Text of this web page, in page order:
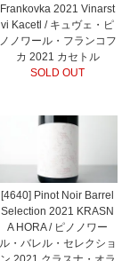
Frankovka 2021 Vinarst
vi Kacetl / キュヴェ・ピ
ノノワール・フランコフ
カ 2021 カセトル
SOLD OUT
[4640] Pinot Noir Barrel
Selection 2021 KRASN
A HORA / ピノノワー
ル・バレル・セレクショ